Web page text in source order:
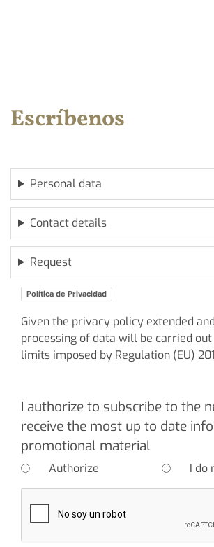
Escríbenos
Personal data
Contact details
Request
Política de Privacidad
Given the privacy policy extended
processing of data will be carried
limits imposed by Regulation (EU)
I authorize to subscribe to the
receive the most up to date
promotional material
Authorize I do